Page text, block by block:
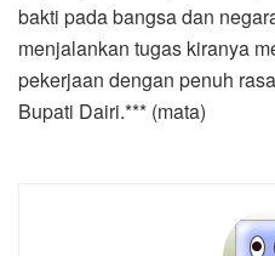
bakti pada bangsa dan
menjalankan tugas kiranya
pekerjaan dengan penuh
Bupati Dairi.*** (mata)